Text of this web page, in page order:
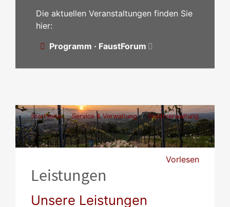
Die aktuellen Veranstaltungen finden Sie
hier:
Programm · FaustForum
Startseite Service & Verwaltung
Stadtverwaltung
Leistungen
Vorlesen
Leistungen
Unsere Leistungen